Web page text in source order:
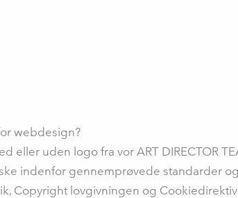
webdesign?
eller uden logo fra vor ART DIRECTOR
indenfor gennemprøvede standarder
Copyright lovgivningen og